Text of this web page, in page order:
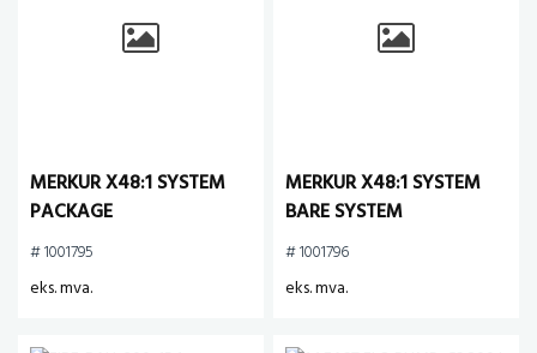
MERKUR X48:1 SYSTEM
PACKAGE
# 1001795
eks. mva.
MERKUR X48:1 SYSTEM
BARE SYSTEM
# 1001796
eks. mva.